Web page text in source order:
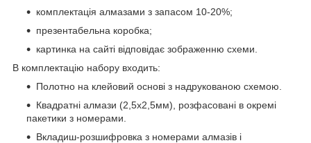
комплектація алмазами з запасом 10-20%;
презентабельна коробка;
картинка на сайті відповідає зображенню схеми.
В комплектацію набору входить:
Полотно на клейовий основі з надрукованою схемою.
Квадратні алмази (2,5х2,5мм), розфасовані в окремі
пакетики з номерами.
Вкладиш-розшифровка з номерами алмазів і